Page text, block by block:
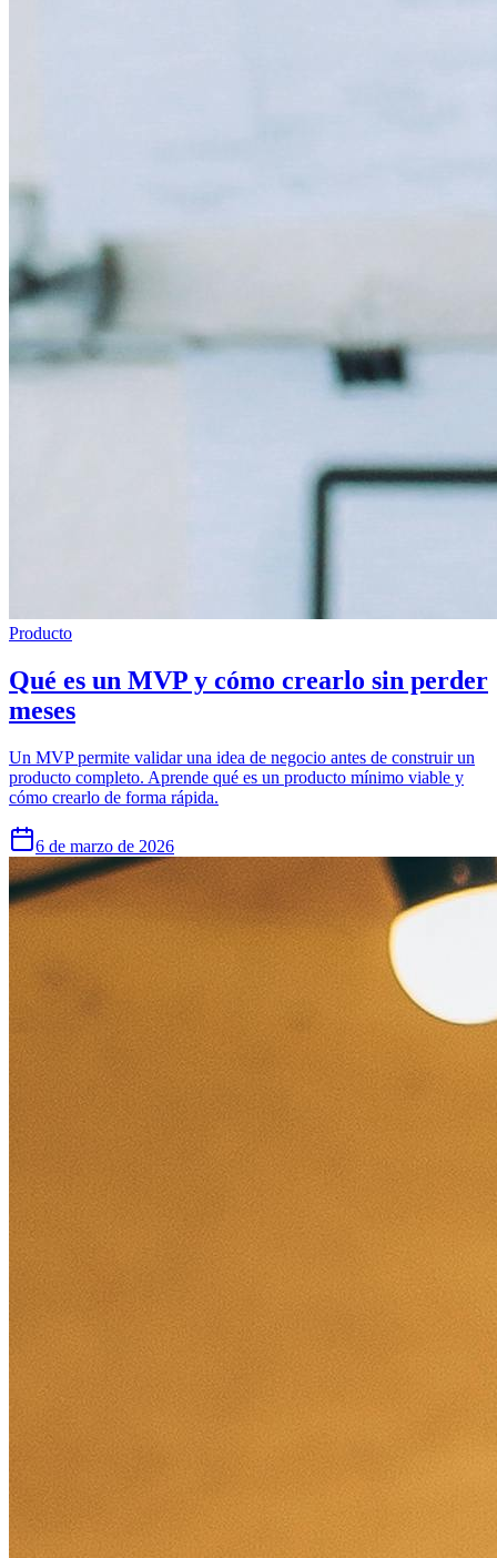
Producto
Qué es un MVP y cómo crearlo sin perder
meses
Un MVP permite validar una idea de negocio antes de construir un
producto completo. Aprende qué es un producto mínimo viable y
cómo crearlo de forma rápida.
6 de marzo de 2026